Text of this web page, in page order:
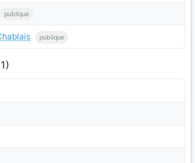
publique
publique